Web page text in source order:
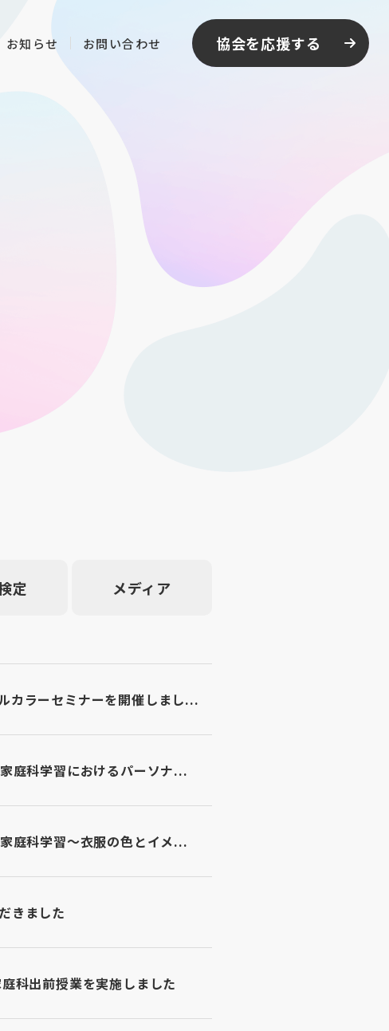
お知らせ お問い合わせ 協会を応援する
定 メディア
カラーセミナーを開催しまし...
庭科学習におけるパーソナ...
庭科学習〜衣服の色とイメ...
きました
科出前授業を実施しました